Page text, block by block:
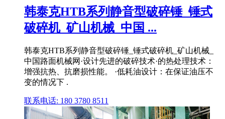
韩泰克HTB系列静音型破碎锤_锤式
破碎机_矿山机械_中国 ...
韩泰克HTB系列静音型破碎锤_锤式破碎机_矿山机械_
中国路面机械网·设计先进的破碎技术·的热处理技术：
增强抗热、抗磨损性能。 ·低耗油设计：在保证油压不
变的情况下 .
联系电话: 180 3780 8511